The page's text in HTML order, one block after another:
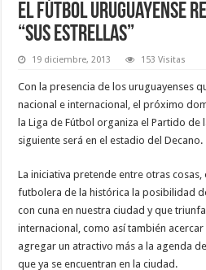
El fútbol uruguayense
“sus estrellas”
19 diciembre, 2013 153 Visitas
Con la presencia de los uruguayenses
nacional e internacional, el próximo
la Liga de Fútbol organiza el Partido de
siguiente será en el estadio del Decano.
La iniciativa pretende entre otras
futbolera de la histórica la posibilidad
con cuna en nuestra ciudad y que
internacional, como así también
agregar un atractivo más a la agenda
que ya se encuentran en la ciudad.